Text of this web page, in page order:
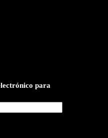
para